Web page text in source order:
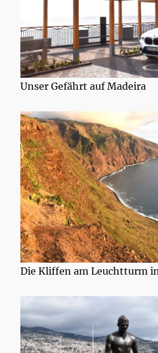
Unser Gefährt auf Madeira
Die Kliffen am Leuchtturm